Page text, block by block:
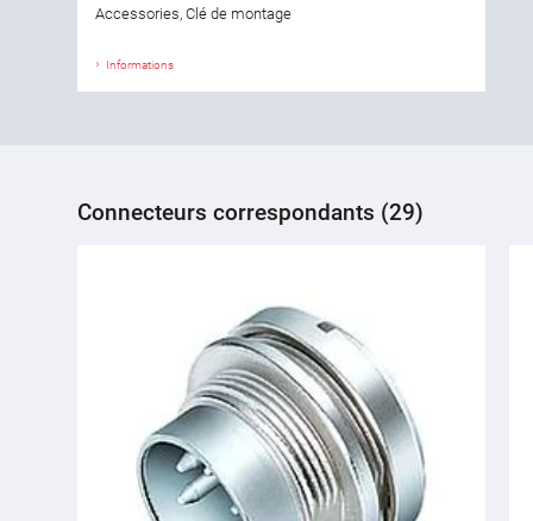
Accessories, Clé de montage
Informations
Connecteurs correspondants (29)